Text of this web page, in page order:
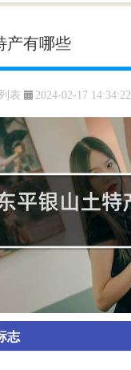
产有哪些
表 2024-02-17 14:34:22
志